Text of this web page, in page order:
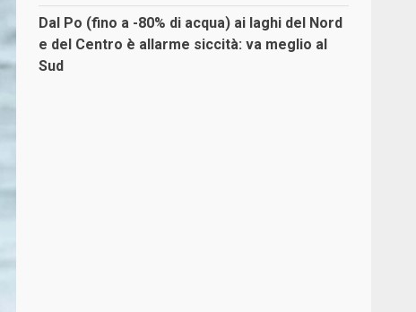
Dal Po (fino a -80% di acqua) ai laghi del Nord
e del Centro è allarme siccità: va meglio al
Sud